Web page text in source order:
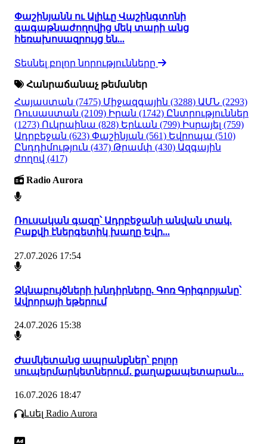
Փաշինյանն ու Ալիևը Վաշինգտոնի
գագաթնաժողովից մեկ տարի անց
հեռախոսազրույց են...
Տեսնել բոլոր նորությունները
Հանրաճանաչ թեմաներ
Հայաստան (7475) Միջազգային (3288) ԱՄՆ (2293)
Ռուսաստան (2109) Իրան (1742) Ընտրություններ
(1273) Ուկրաինա (828) Երևան (799) Իսրայել (759)
Ադրբեջան (623) Փաշինյան (561) Եվրոպա (510)
Ընդդիմություն (437) Թրամփ (430) Ազգային
ժողով (417)
Radio Aurora
Ռուսական գազը՝ Ադրբեջանի անվան տակ.
Բաքվի էներգետիկ խաղը Եվր...
27.07.2026 17:54
Ձկնաբույծների խնդիրները. Գոռ Գրիգորյանը՝
Ավրորայի եթերում
24.07.2026 15:38
Ժամկետանց ապրանքներ՝ բոլոր
սուպերմարկետներում․ քաղաքապետարան...
16.07.2026 18:47
Լսել Radio Aurora